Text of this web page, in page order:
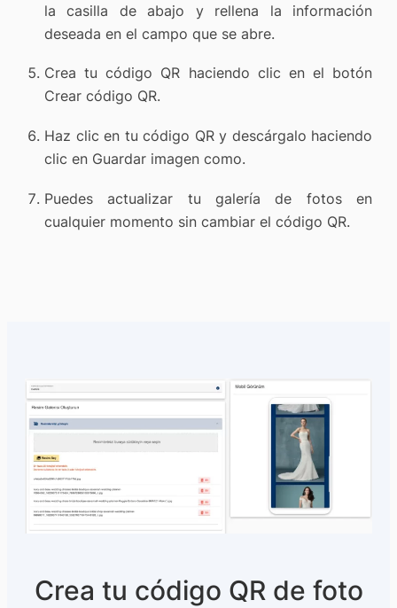
la casilla de abajo y rellena la información
deseada en el campo que se abre.
Crea tu código QR haciendo clic en el botón
Crear código QR.
Haz clic en tu código QR y descárgalo haciendo
clic en Guardar imagen como.
Puedes actualizar tu galería de fotos en
cualquier momento sin cambiar el código QR.
Crea tu código QR de foto